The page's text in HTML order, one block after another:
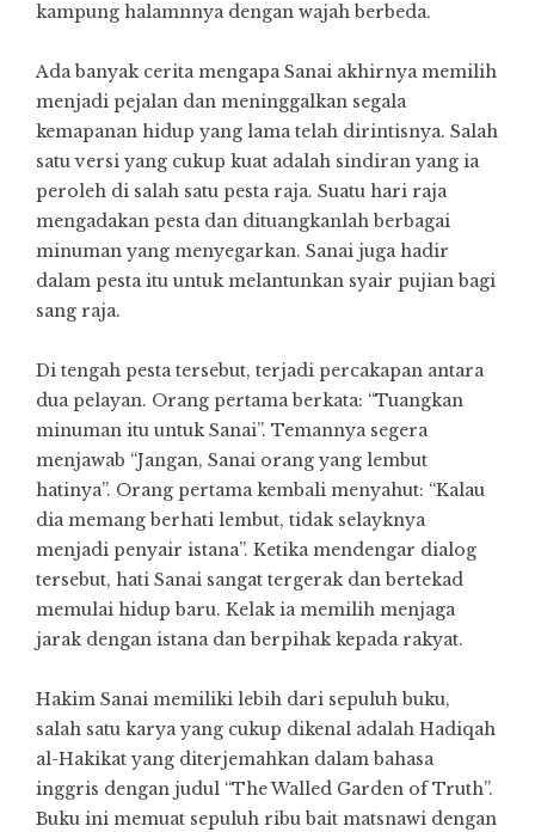
kampung halamnnya dengan wajah berbeda.
Ada banyak cerita mengapa Sanai akhirnya memilih
menjadi pejalan dan meninggalkan segala
kemapanan hidup yang lama telah dirintisnya. Salah
satu versi yang cukup kuat adalah sindiran yang ia
peroleh di salah satu pesta raja. Suatu hari raja
mengadakan pesta dan dituangkanlah berbagai
minuman yang menyegarkan. Sanai juga hadir
dalam pesta itu untuk melantunkan syair pujian bagi
sang raja.
Di tengah pesta tersebut, terjadi percakapan antara
dua pelayan. Orang pertama berkata: “Tuangkan
minuman itu untuk Sanai”. Temannya segera
menjawab “Jangan, Sanai orang yang lembut
hatinya”. Orang pertama kembali menyahut: “Kalau
dia memang berhati lembut, tidak selayknya
menjadi penyair istana”. Ketika mendengar dialog
tersebut, hati Sanai sangat tergerak dan bertekad
memulai hidup baru. Kelak ia memilih menjaga
jarak dengan istana dan berpihak kepada rakyat.
Hakim Sanai memiliki lebih dari sepuluh buku,
salah satu karya yang cukup dikenal adalah Hadiqah
al-Hakikat yang diterjemahkan dalam bahasa
inggris dengan judul “The Walled Garden of Truth”.
Buku ini memuat sepuluh ribu bait matsnawi dengan